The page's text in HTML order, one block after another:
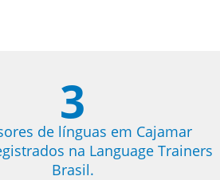
3
de línguas em Cajamar
na Language Trainers
Brasil.